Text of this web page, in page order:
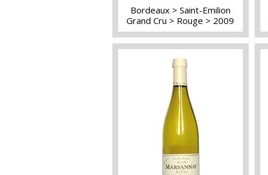
Bordeaux
Saint-Emilion
Grand Cru
Rouge 2009